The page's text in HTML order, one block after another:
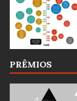
PRÊMIOS